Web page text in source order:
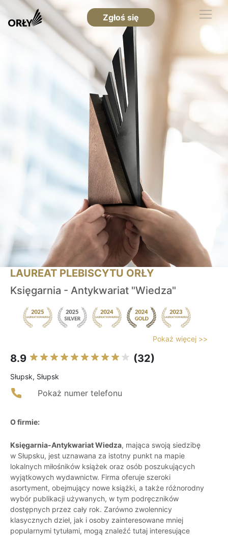
Zgłoś się
LAUREAT PLEBISCYTU ORŁY
Księgarnia - Antykwariat "Wiedza"
Pokaż więcej >>
8.9 (32)
Słupsk, Słupsk
Pokaż numer telefonu
O firmie:
Księgarnia-Antykwariat Wiedza, mająca swoją siedzibę
w Słupsku, jest uznawana za istotny punkt na mapie
lokalnych miłośników książek oraz osób poszukujących
wyjątkowych wydawnictw. Firma oferuje szeroki
asortyment, obejmujący nowe książki, a także różnorodny
wybór publikacji używanych, w tym podręczników
dostępnych przez cały rok. Zarówno zwolennicy
klasycznych dzieł, jak i osoby zainteresowane mniej
popularnymi tytułami, mogą znaleźć tutaj interesujące